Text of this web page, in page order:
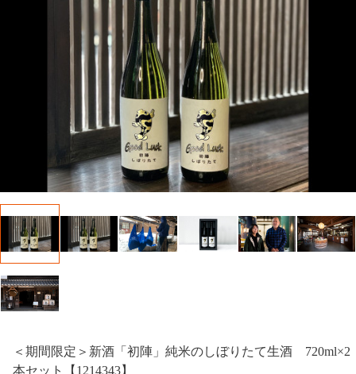
＜期間限定＞新酒「初陣」純米のしぼりたて生酒 720ml×2
本セット【1214343】